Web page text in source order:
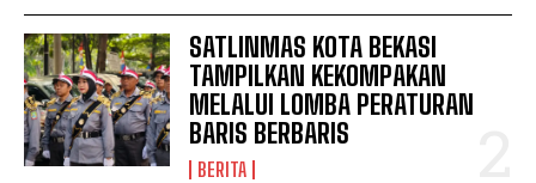
SATLINMAS KOTA BEKASI
TAMPILKAN KEKOMPAKAN
MELALUI LOMBA PERATURAN
BARIS BERBARIS
BERITA